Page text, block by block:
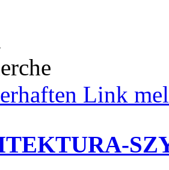
Link